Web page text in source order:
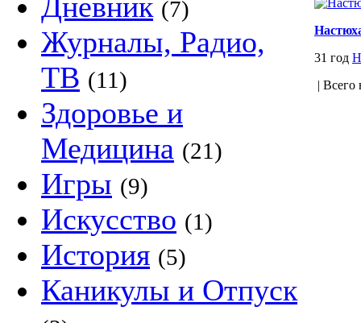
(7)
Журналы, Радио,
ТВ (11)
Здоровье и
Медицина (21)
Игры (9)
Искусство (1)
История (5)
Каникулы и Отпуск
31 год
| Всего